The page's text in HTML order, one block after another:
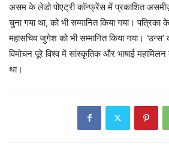
असम के लेडो पोएट्री कॉन्फ्रेंस में प्रकाशित असमीज़
चुना गया था, को भी सम्मानित किया गया।
महासचिव जुगेश को भी सम्मानित किया गया।
विमोचन पूरे विश्व में सांस्कृतिक और भाषाई महामिलन
था।